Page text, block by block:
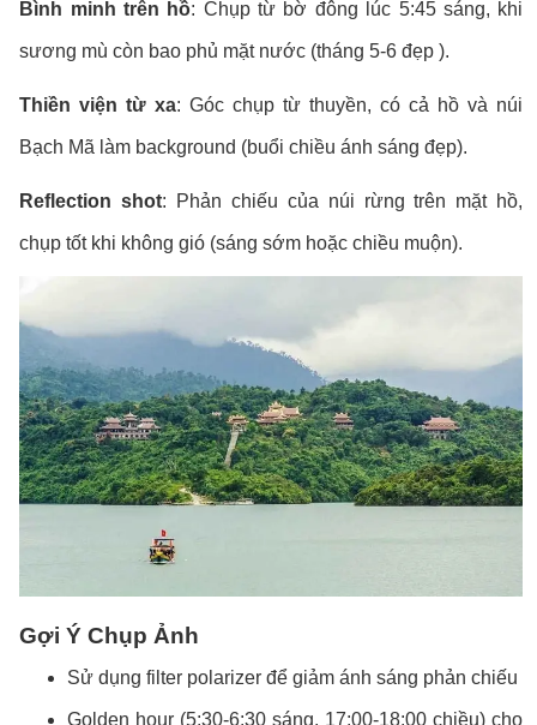
Bình minh trên hồ: Chụp từ bờ đông lúc 5:45 sáng, khi
sương mù còn bao phủ mặt nước (tháng 5-6 đẹp ).
Thiền viện từ xa: Góc chụp từ thuyền, có cả hồ và núi
Bạch Mã làm background (buổi chiều ánh sáng đẹp).
Reflection shot: Phản chiếu của núi rừng trên mặt hồ,
chụp tốt khi không gió (sáng sớm hoặc chiều muộn).
Gợi Ý Chụp Ảnh
Sử dụng filter polarizer để giảm ánh sáng phản chiếu
Golden hour (5:30-6:30 sáng, 17:00-18:00 chiều) cho